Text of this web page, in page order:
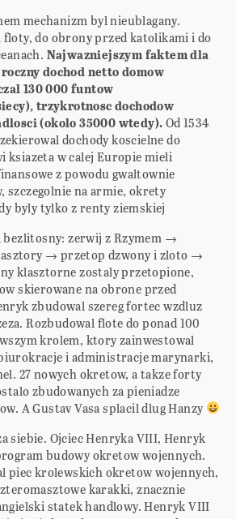
mechanizm byl nieublagany.
do obrony przed katolikami i do
Najwazniejszym faktem dla
dochod netto domow
130 000 funtow
trzykrotnosc dochodow
(okolo 35000 wtedy).Od 1534
dochody koscielne do
ksiazeta w calej Europie mieli
z powodu gwaltownie
szczegolnie na armie, okrety
byly tylko z renty ziemskiej
zerwij z Rzymem →
→ przetop dzwony i zloto →
klasztorne zostaly przetopione,
skierowane na obrone przed
zbudowal szereg fortec wzdluz
Rozbudowal flote do ponad 100
krolem, ktory zainwestowal
i administracje marynarki,
27 nowych okretow, a takze forty
zbudowanych za pieniadze
A Gustav Vasa splacil dlug Hanzy
siebie. Ojciec Henryka VIII, Henryk
budowy okretow wojennych.
piec krolewskich okretow wojennych,
karakki, znacznie
statek handlowy. Henryk VIII